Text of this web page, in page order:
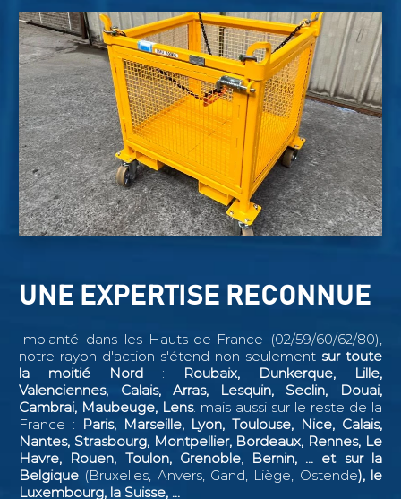
UNE EXPERTISE RECONNUE
Implanté dans les Hauts-de-France (02/59/60/62/80),
notre rayon d'action s'étend non seulementsur toute
la moitié Nord :
Roubaix, Dunkerque, Lille,
Valenciennes, Calais, Arras, Lesquin, Seclin,
Douai,
Cambrai, Maubeuge, Lens. mais aussi sur le reste de la
France : Paris, Marseille, Lyon, Toulouse, Nice, Calais,
Nantes, Strasbourg, Montpellier, Bordeaux, Rennes, Le
Havre, Rouen, Toulon, Grenoble, Bernin, ... et sur la
Belgique (Bruxelles, Anvers, Gand, Liège, Ostende), le
Luxembourg, la Suisse, ...